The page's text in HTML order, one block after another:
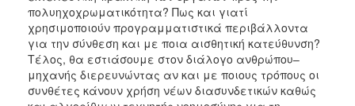
πολυηχοχρωματικότητα? Πως και γιατί
χρησιμοποιούν προγραμματιστικά περιβάλλοντα
για την σύνθεση και με ποια αισθητική κατεύθυνση?
Τέλος, θα εστιάσουμε στον διάλογο ανθρώπου–
μηχανής διερευνώντας αν και με ποιους τρόπους οι
συνθέτες κάνουν χρήση νέων διασυνδετικών καθώς